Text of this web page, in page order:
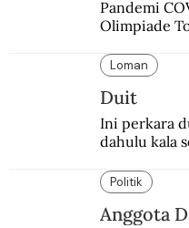
Pandemi
Olimpiade
berbeda.
Loman
Duit
Ini perkara
dahulu kala
Politik
Anggota